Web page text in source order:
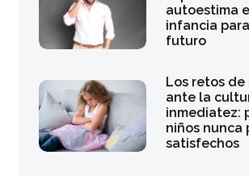
autoestima
infancia
futuro
Los retos de
ante la
inmediatez:
niños nunca
satisfechos